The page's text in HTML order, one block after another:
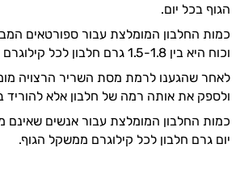
הגוף בכל יום.
כמות החלבון המומלצת עבור ספורטאים
וכוח היא בין 1.5-1.8 גרם חלבון לכל קילוגרם ממשקל הגוף בכל יום.
לאחר שהגענו לרמת מסת השריר הרצויה
ולספק את אותה רמה של חלבון אלא להוריד
יום גרם חלבון לכל קילוגרם ממשקל הגוף.